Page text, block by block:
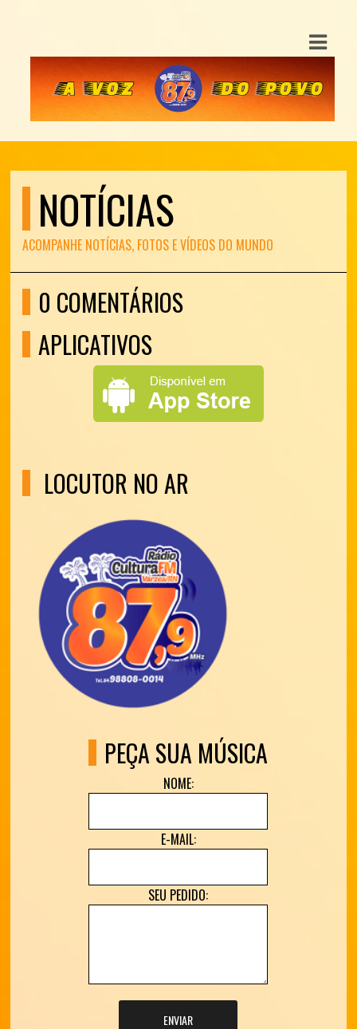
NOTÍCIAS
ACOMPANHE NOTÍCIAS, FOTOS E VÍDEOS DO MUNDO
0 COMENTÁRIOS
APLICATIVOS
LOCUTOR NO AR
PEÇA SUA MÚSICA
NOME:
E-MAIL:
SEU PEDIDO:
ENVIAR